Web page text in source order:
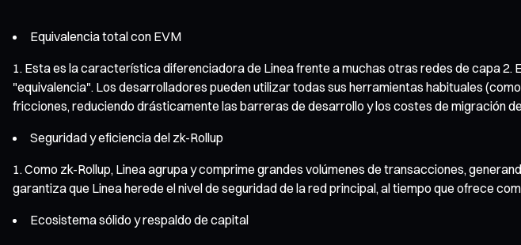
Equivalencia total con EVM
Esta es la característica diferenciadora de Linea frente a muchas otras redes de capa 2.
"equivalencia". Los desarrolladores pueden utilizar todas sus herramientas habituales
fricciones, reduciendo drásticamente las barreras de desarrollo y los costes de migración
Seguridad y eficiencia del zk-Rollup
Como zk-Rollup, Linea agrupa y comprime grandes volúmenes de transacciones,
garantiza que Linea herede el nivel de seguridad de la red principal, al tiempo que ofrece
Ecosistema sólido y respaldo de capital